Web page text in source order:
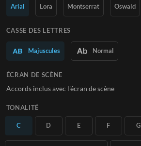
En savoir plus
Arial Lora Montserrat Oswald
CASSE DES LETTRES
Majuscules Normal
ÉCRAN DE SCÈNE
Accords inclus avec l'écran de scène
TONALITÉ
C D E F G